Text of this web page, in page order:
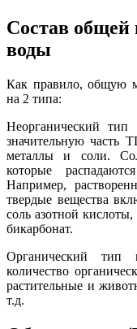
Состав общей
воды
Как правило, общую
на 2 типа:
Неорганический тип
значительную часть
металлы и соли.
которые
Например,
твердые вещества
соль азотной
бикарбонат.
Органический тип
количество
растительные и
т.д.